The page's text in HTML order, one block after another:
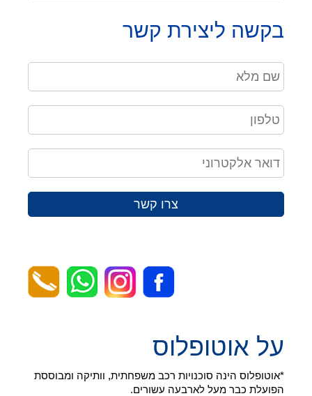
בקשה ליצירת קשר
צרו קשר
על אוטופלוס
*אוטופלוס הינה סוכנויות רכב משפחתית, וותיקה ומבוססת
הפועלת כבר מעל לארבעה עשורים.